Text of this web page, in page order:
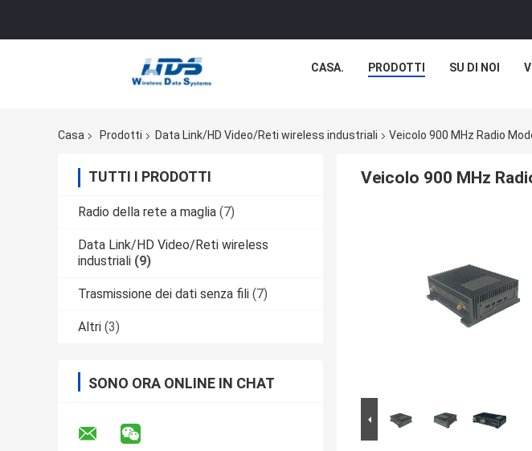
CASA. PRODOTTI SU DI NOI
Casa Prodotti Data Link/HD Video/Reti wireless industriali Veicolo 900 MHz Radio
TUTTI I PRODOTTI
Radio della rete a maglia (7)
Data Link/HD Video/Reti wireless
industriali (9)
Trasmissione dei dati senza fili (7)
Altri (3)
SONO ORA ONLINE IN CHAT
Veicolo 900 MHz